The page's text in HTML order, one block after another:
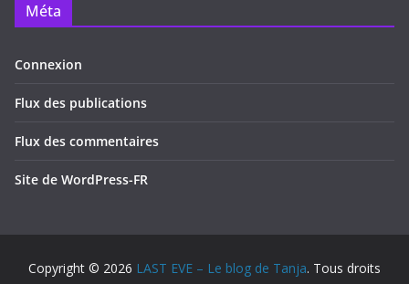
Méta
Connexion
Flux des publications
Flux des commentaires
Site de WordPress-FR
Copyright © 2026 LAST EVE – Le blog de Tanja. Tous droits